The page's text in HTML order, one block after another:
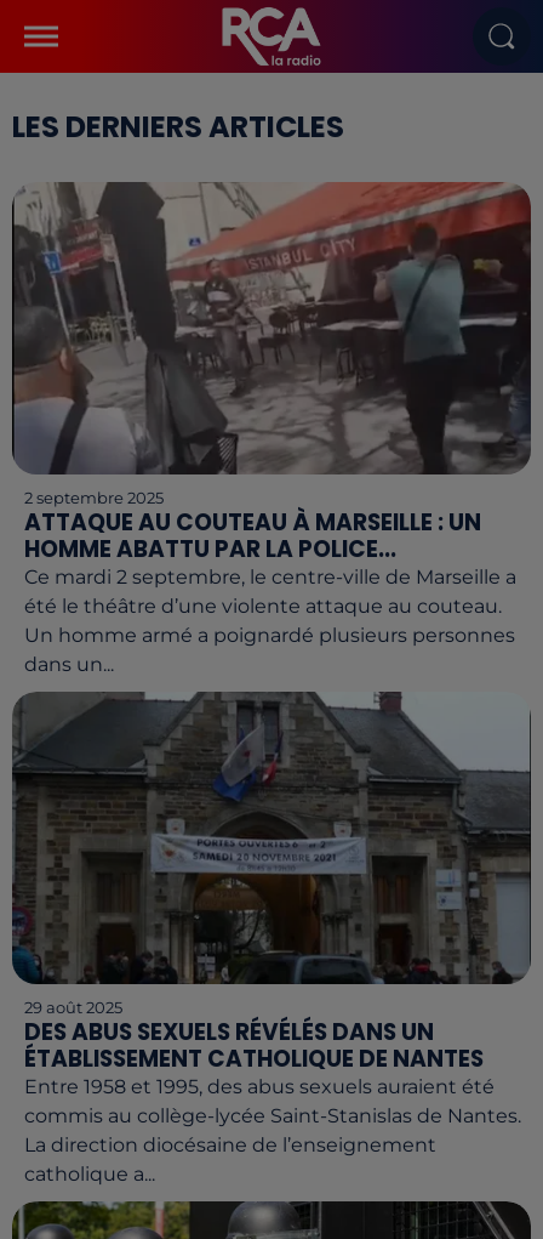
LES DERNIERS ARTICLES
2 septembre 2025
ATTAQUE AU COUTEAU À MARSEILLE : UN
HOMME ABATTU PAR LA POLICE...
Ce mardi 2 septembre, le centre-ville de Marseille a
été le théâtre d’une violente attaque au couteau.
Un homme armé a poignardé plusieurs personnes
dans un...
29 août 2025
DES ABUS SEXUELS RÉVÉLÉS DANS UN
ÉTABLISSEMENT CATHOLIQUE DE NANTES
Entre 1958 et 1995, des abus sexuels auraient été
commis au collège-lycée Saint-Stanislas de Nantes.
La direction diocésaine de l’enseignement
catholique a...